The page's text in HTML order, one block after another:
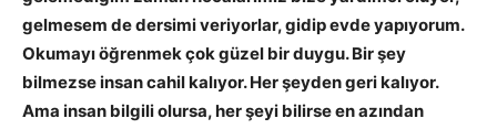
gelmesem de dersimi veriyorlar, gidip evde yapıyorum.
Okumayı öğrenmek çok güzel bir duygu. Bir şey
bilmezse insan cahil kalıyor. Her şeyden geri kalıyor.
Ama insan bilgili olursa, her şeyi bilirse en azından